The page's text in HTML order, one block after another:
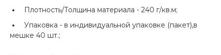
Плотность/Толщина материала - 240 г/кв.м;
Упаковка - в индивидуальной упаковке (пакет),в
мешке 40 шт.;